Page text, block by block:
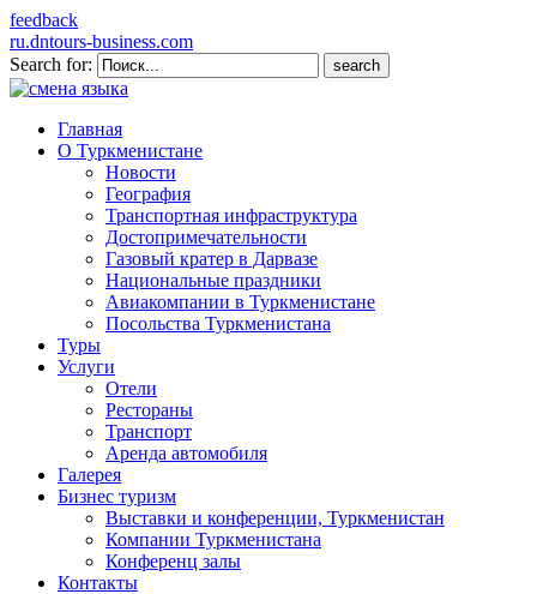
feedback
ru.dntours-business.com
Search for:
Главная
О Туркменистане
Новости
География
Транспортная инфраструктура
Достопримечательности
Газовый кратер в Дарвазе
Национальные праздники
Авиакомпании в Туркменистане
Посольства Туркменистана
Туры
Услуги
Отели
Рестораны
Транспорт
Аренда автомобиля
Галерея
Бизнес туризм
Выставки и конференции, Туркменистан
Компании Туркменистана
Конференц залы
Контакты